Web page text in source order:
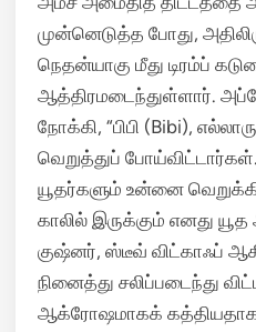
முன்னெடுத்த போது,
நெதன்யாகு மீது டிரம்ப்
ஆத்திரமடைந்துள்ளார்.
நோக்கி, “பிபி (Bibi),
வெறுத்துப்
யூதர்களும் உன்னை
காலில் இருக்கும் எனது
குஷ்னர், ஸ்டீவ் விட்காஃப்
நினைத்து சலிப்படைந்து
ஆக்ரோஷமாகக் கத்தியதாக